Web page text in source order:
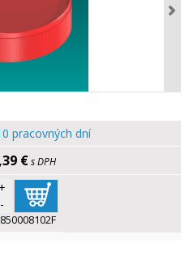
pracovných dní
€s DPH
+
-